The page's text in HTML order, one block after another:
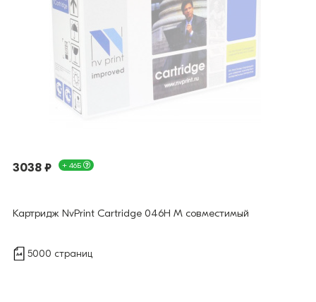
3038 ₽ + 46Б
Картридж NvPrint Cartridge 046H M совместимый
5000 страниц